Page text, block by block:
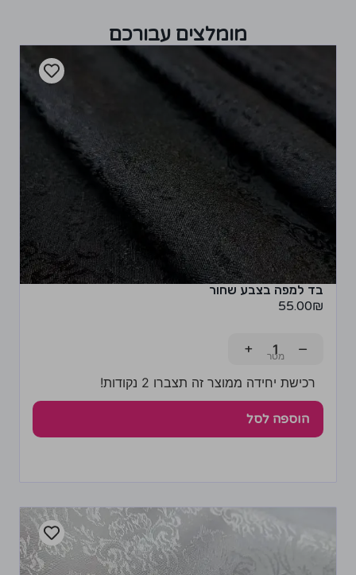
מומלצים עבורכם
בד למפה בצבע שחור
55.00₪
−
+
רכישת יחידה ממוצר זה תצברו 2 נקודות!
הוספה לסל